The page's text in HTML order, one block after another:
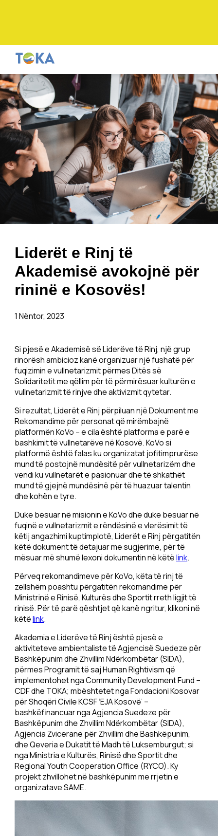
Liderët e Rinj të
Akademisë avokojnë për
rininë e Kosovës!
1 Nëntor, 2023
Si pjesë e Akademisë së Liderëve të Rinj, një grup
rinorësh ambicioz kanë organizuar një fushatë për
fuqizimin e vullnetarizmit përmes Ditës së
Solidaritetit me qëllim për të përmirësuar kulturën e
vullnetarizmit të rinjve dhe aktivizmit qytetar.
Si rezultat, Liderët e Rinj përpiluan një Dokument me
Rekomandime për personat që mirëmbajnë
platformën KoVo – e cila është platforma e parë e
bashkimit të vullnetarëve në Kosovë. KoVo si
platformë është falas ku organizatat jofitimprurëse
mund të postojnë mundësitë për vullnetarizëm dhe
vendi ku vullnetarët e pasionuar dhe të shkathët
mund të gjejnë mundësinë për të huazuar talentin
dhe kohën e tyre.
Duke besuar në misionin e KoVo dhe duke besuar në
fuqinë e vullnetarizmit e rëndësinë e vlerësimit të
këtij angazhimi kuptimplotë, Liderët e Rinj përgatitën
këtë dokument të detajuar me sugjerime, për të
mësuar më shumë lexoni dokumentin në këtëlink.
Përveq rekomandimeve për KoVo, këta të rinj të
zellshëm poashtu përgatitën rekomandime për
Ministrinë e Rinisë, Kulturës dhe Sportit rreth ligjit të
rinisë. Për të parë qështjet që kanë ngritur, klikoni në
këtëlink.
Akademia e Liderëve të Rinj është pjesë e
aktiviteteve ambientaliste të Agjencisë Suedeze për
Bashkëpunim dhe Zhvillim Ndërkombëtar (SIDA),
përmes Programit të saj Human Rightivism që
implementohet nga Community Development Fund –
CDF dhe TOKA; mbështetet nga Fondacioni Kosovar
për Shoqëri Civile KCSF ‘EJA Kosovë’ –
bashkëfinancuar nga Agjencia Suedeze për
Bashkëpunim dhe Zhvillim Ndërkombëtar (SIDA),
Agjencia Zvicerane për Zhvillim dhe Bashkëpunim,
dhe Qeveria e Dukatit të Madh të Luksemburgut; si
nga Ministria e Kulturës, Rinisë dhe Sportit dhe
Regional Youth Cooperation Office (RYCO). Ky
projekt zhvillohet në bashkëpunim me rrjetin e
organizatave SAME.